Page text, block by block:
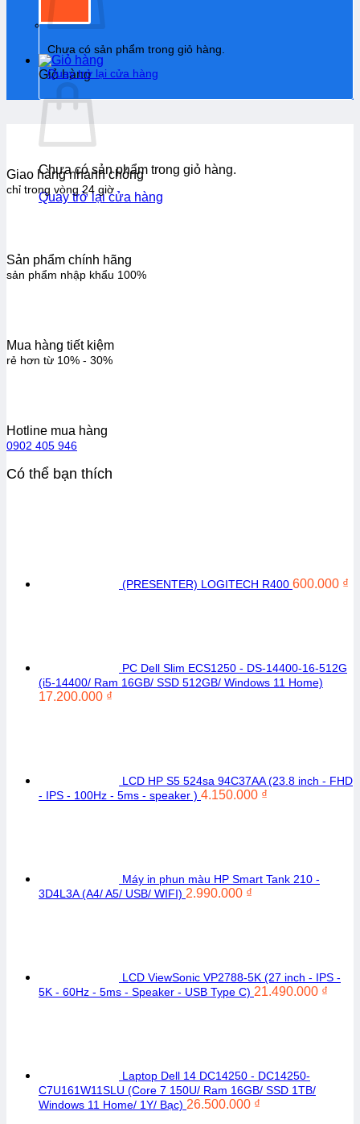
Giỏ hàng
Chưa có sản phẩm trong giỏ hàng.
Quay trở lại cửa hàng
Chưa có sản phẩm trong giỏ hàng.
Quay trở lại cửa hàng
Giao hàng nhanh chóng
chỉ trong vòng 24 giờ
Sản phẩm chính hãng
sản phẩm nhập khẩu 100%
Mua hàng tiết kiệm
rẻ hơn từ 10% - 30%
Hotline mua hàng
0902 405 946
Có thể bạn thích
(PRESENTER) LOGITECH R400 600.000 ₫
PC Dell Slim ECS1250 - DS-14400-16-512G
(i5-14400/ Ram 16GB/ SSD 512GB/ Windows 11 Home)
17.200.000 ₫
LCD HP S5 524sa 94C37AA (23.8 inch - FHD
- IPS - 100Hz - 5ms - speaker ) 4.150.000 ₫
Máy in phun màu HP Smart Tank 210 -
3D4L3A (A4/ A5/ USB/ WIFI) 2.990.000 ₫
LCD ViewSonic VP2788-5K (27 inch - IPS -
5K - 60Hz - 5ms - Speaker - USB Type C) 21.490.000 ₫
Laptop Dell 14 DC14250 - DC14250-
C7U161W11SLU (Core 7 150U/ Ram 16GB/ SSD 1TB/
Windows 11 Home/ 1Y/ Bạc) 26.500.000 ₫